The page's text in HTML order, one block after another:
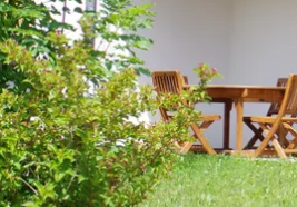
Gleitschirmfliegen &
Luftsport
Interaktive Vollbildkarte
Chiemgau
Chiemgau